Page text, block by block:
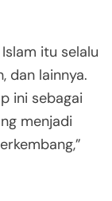
itu selalu
dan lainnya.
ini sebagai
menjadi